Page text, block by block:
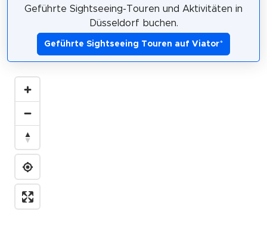
Geführte Sightseeing-Touren und Aktivitäten in
Düsseldorf buchen.
Geführte Sightseeing Touren auf Viator*